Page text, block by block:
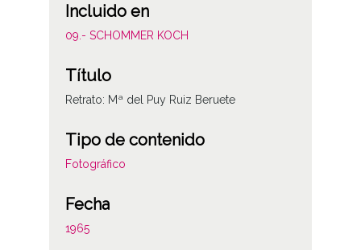
Incluido en
09.- SCHOMMER KOCH
Título
Retrato: Mª del Puy Ruiz Beruete
Tipo de contenido
Fotográfico
Fecha
1965